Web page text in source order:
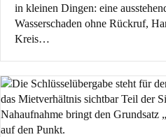
in kleinen Dingen: eine
Wasserschaden ohne Rückruf,
Kreis…